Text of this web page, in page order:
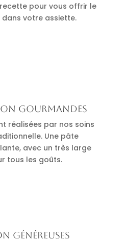
pour vous offrir le
dans votre assiette.
gourmandes
réalisées par nos soins
Une pâte
avec un très large
tous les goûts.
généreuses